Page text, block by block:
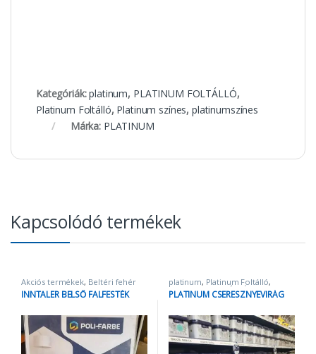
Kategóriák:platinum, PLATINUM FOLTÁLLÓ,
Platinum Foltálló, Platinum színes, platinumszínes
Márka: PLATINUM
Kapcsolódó termékek
Akciós termékek, Beltéri fehér
falfestékek ,Fal- és
homlokzatfesték, Inntaler,inti
platinum
INNTALER BELSŐ FALFESTÉK
platinum, Platinum Foltálló,
PLATINUM FOLTÁLLÓ,Platinum
színes
PLATINUM CSERESZNYEVIRÁG